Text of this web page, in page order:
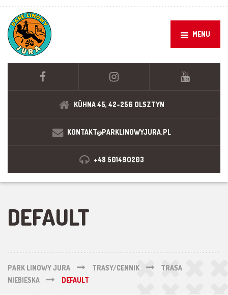
MENU
KÜHNA 45, 42-256 OLSZTYN
KONTAKT@PARKLINOWYJURA.PL
+48 501490203
DEFAULT
PARK LINOWY JURA TRASY/CENNIK
TRASA
NIEBIESKA
DEFAULT